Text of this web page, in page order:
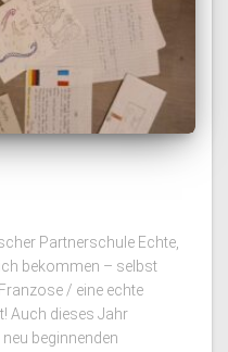
Partnerschule Echte,
bekommen – selbst
/ eine echte
Auch dieses Jahr
beginnenden